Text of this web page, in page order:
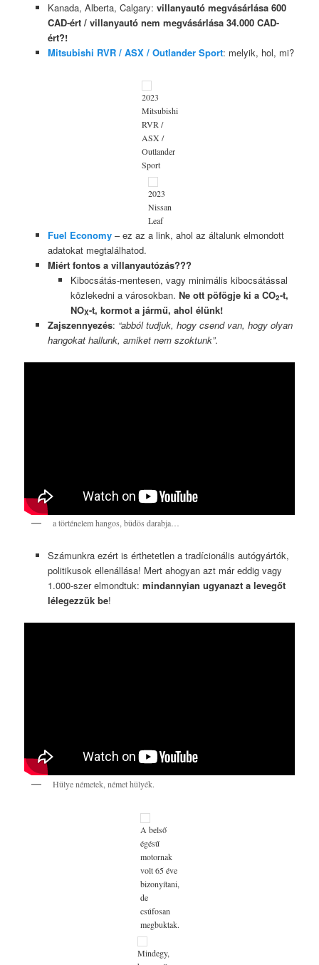
Kanada, Alberta, Calgary: villanyautó megvásárlása 600
CAD-ért / villanyautó nem megvásárlása 34.000 CAD-
ért?!
Mitsubishi RVR / ASX / Outlander Sport: melyik, hol, mi?
2023
Mitsubishi
RVR /
ASX /
Outlander
Sport
2023
Nissan
Leaf
Fuel Economy– ez az a link, ahol az általunk elmondott
adatokat megtalálhatod.
Miért fontos a villanyautózás???
Kibocsátás-mentesen, vagy minimális kibocsátással
közlekedni a városokban.Ne ott pöfögje ki a CO2-t,
NOX-t, kormot a jármű, ahol élünk!
Zajszennyezés: “abból tudjuk, hogy csend van, hogy olyan
hangokat hallunk, amiket nem szoktunk”.
a történelem hangos, büdös darabja…
Számunkra ezért is érthetetlen a tradícionális autógyártók,
politikusok ellenállása! Mert ahogyan azt már eddig vagy
1.000-szer elmondtuk: mindannyian ugyanazt a levegőt
lélegezzük be!
Hülye németek, német hülyék.
A belső
égésű
motornak
volt 65 éve
bizonyítani,
de
csúfosan
megbuktak.
Mindegy,